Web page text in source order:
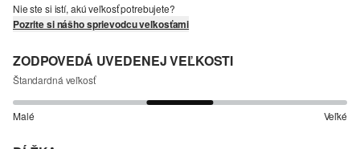
Nie ste si istí, akú veľkosť potrebujete?
Pozrite si nášho sprievodcu veľkosťami
ZODPOVEDÁ UVEDENEJ VEĽKOSTI
Štandardná veľkosť
Malé Veľké